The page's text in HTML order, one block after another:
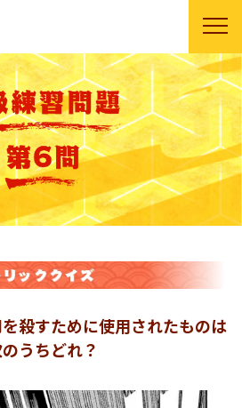
殺すために使用されたものは
うちどれ？